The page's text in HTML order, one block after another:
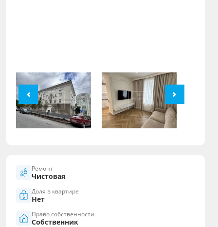
Ремонт
Чистовая
Доля в квартире
Нет
Право собственности
Собственник